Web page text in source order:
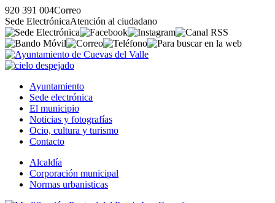
920 391 004Correo
Sede ElectrónicaAtención al ciudadano
Ayuntamiento
Sede electrónica
El municipio
Noticias y fotografías
Ocio, cultura y turismo
Contacto
Alcaldía
Corporación municipal
Normas urbanisticas